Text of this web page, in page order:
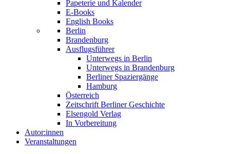
Papeterie und Kalender
E-Books
English Books
Berlin
Brandenburg
Ausflugsführer
Unterwegs in Berlin
Unterwegs in Brandenburg
Berliner Spaziergänge
Hamburg
Österreich
Zeitschrift Berliner Geschichte
Elsengold Verlag
In Vorbereitung
Autor:innen
Veranstaltungen